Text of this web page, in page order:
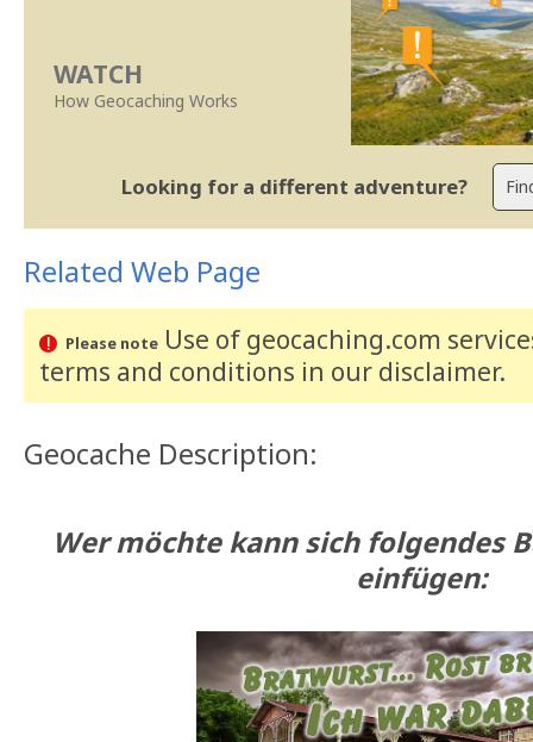
WATCH
How Geocaching Works
Looking for a different adventure?
Related Web Page
Please noteUse of geocaching.com
terms and conditions in our disclaimer.
Geocache Description:
Wer möchte kann sich folgendes
einfügen: